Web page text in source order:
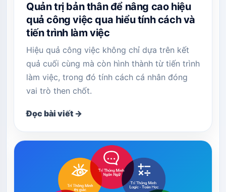
Quản trị bản thân để nâng cao hiệu
quả công việc qua hiểu tính cách và
tiến trình làm việc
Hiệu quả công việc không chỉ dựa trên kết
quả cuối cùng mà còn hình thành từ tiến trình
làm việc, trong đó tính cách cá nhân đóng
vai trò then chốt.
Đọc bài viết →